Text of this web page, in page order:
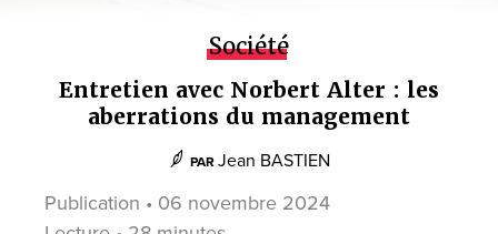
Société
Entretien avec Norbert Alter : les
aberrations du management
PAR Jean BASTIEN
Publication • 06 novembre 2024